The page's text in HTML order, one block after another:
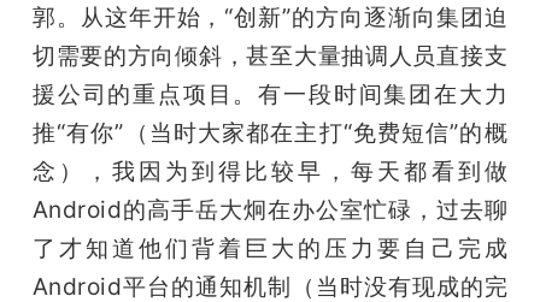
郭。从这年开始，“创新”的方向逐渐向集团迫
切需要的方向倾斜，甚至大量抽调人员直接支
援公司的重点项目。有一段时间集团在大力
推“有你”（当时大家都在主打“免费短信”的概
念），我因为到得比较早，每天都看到做
Android的高手岳大炯在办公室忙碌，过去聊
了才知道他们背着巨大的压力要自己完成
Android平台的通知机制（当时没有现成的完